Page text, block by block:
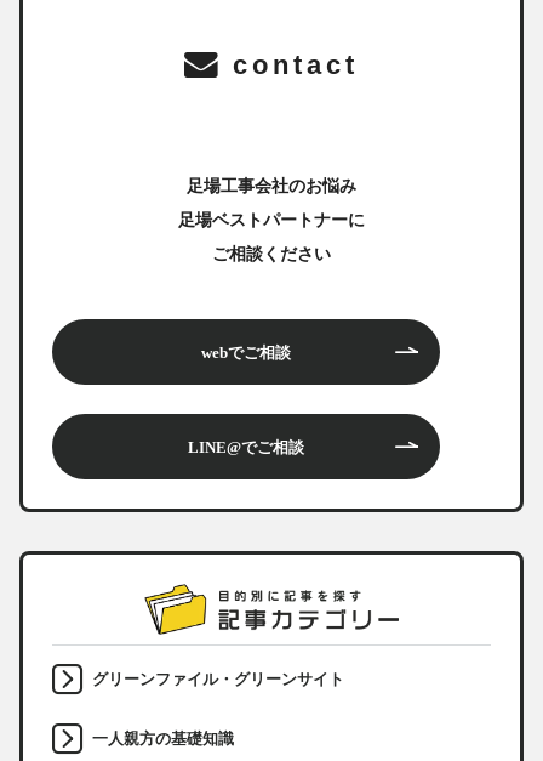
contact
足場工事会社のお悩み
足場ベストパートナーに
ご相談ください
webでご相談
LINE@でご相談
グリーンファイル・グリーンサイト
一人親方の基礎知識